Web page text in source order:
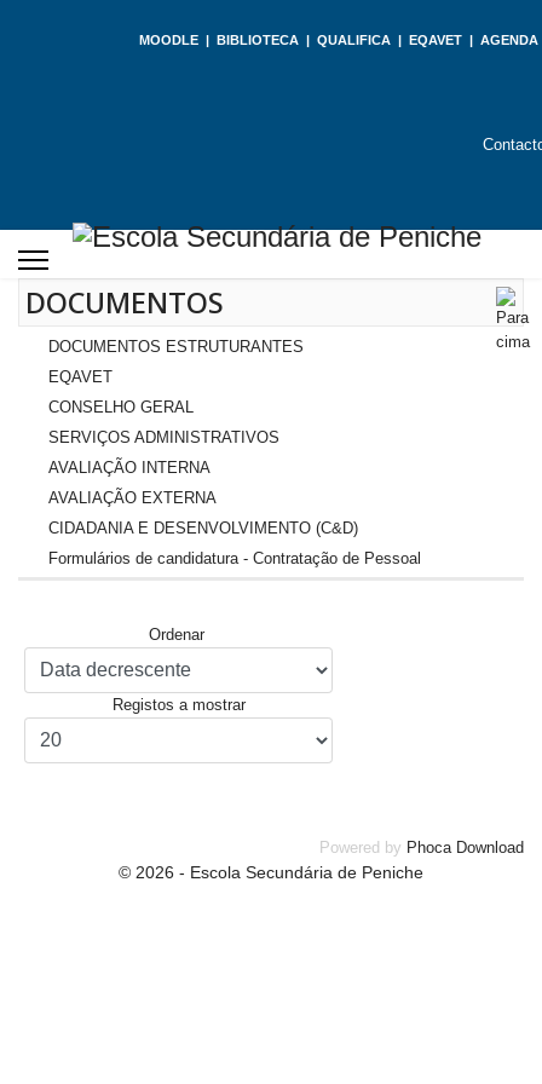
MOODLE | BIBLIOTECA | QUALIFICA | EQAVET | AGENDA
DOCUMENTOS
DOCUMENTOS ESTRUTURANTES
EQAVET
CONSELHO GERAL
SERVIÇOS ADMINISTRATIVOS
AVALIAÇÃO INTERNA
AVALIAÇÃO EXTERNA
CIDADANIA E DESENVOLVIMENTO (C&D)
Formulários de candidatura - Contratação de Pessoal
Ordenar
Registos a mostrar
Powered by Phoca Download
© 2026 - Escola Secundária de Peniche